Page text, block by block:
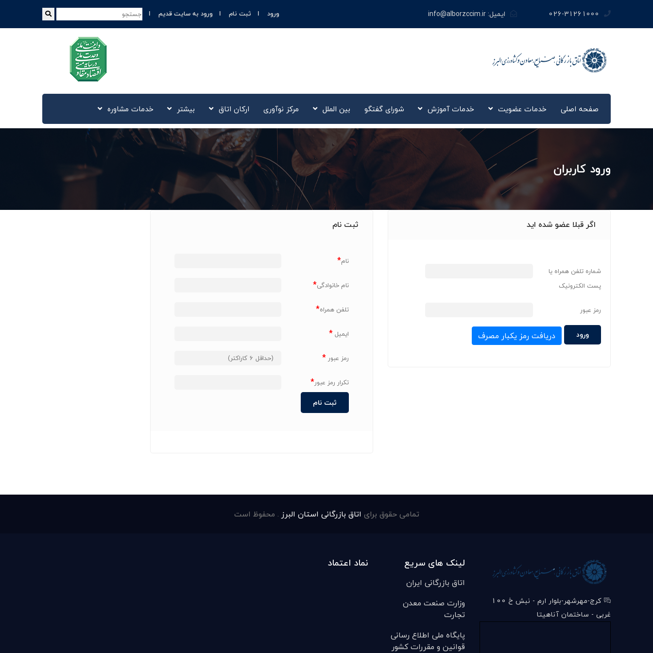
026-31261000 ایمیل:info@alborzccim.ir ورود ثبت نام ورود به سایت قدیم
صفحه اصلی خدمات عضویت خدمات آموزش شورای گفتگو بین الملل مرکز نوآوری‌ ارکان اتاق بیشتر خدمات مشاوره
ورود کاربران
اگر قبلا عضو شده اید
شماره تلفن همراه یا
پست الکترونیک
رمز عبور
دریافت رمز یکبار مصرف
ثبت نام
نام*
نام خانوادگی*
تلفن همراه*
ایمیل*
رمز عبور*
تکرار رمز عبور*
تمامی حقوق برای اتاق بازرگانی استان البرز . محفوظ است
کرج-مهرشهر-بلوار ارم - نبش خ 100
غربی - ساختمان آناهیتا
لینک های سریع
اتاق بازرگانی ایران
وزارت صنعت معدن
تجارت
پایگاه ملی اطلاع رسانی
قوانین و مقررات کشور
نماد اعتماد